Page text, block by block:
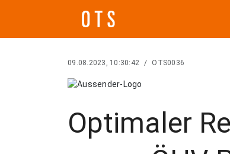
09.08.2023, 10:30:42 / OTS0036
Optimaler